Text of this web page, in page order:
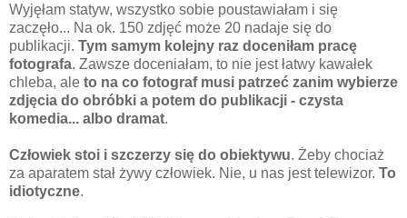
Wyjęłam statyw, wszystko sobie poustawiałam i się
zaczęło... Na ok. 150 zdjęć może 20 nadaje się do
publikacji. Tym samym kolejny raz doceniłam pracę
fotografa. Zawsze doceniałam, to nie jest łatwy kawałek
chleba, ale to na co fotograf musi patrzeć zanim wybierze
zdjęcia do obróbki a potem do publikacji - czysta
komedia... albo dramat.
Człowiek stoi i szczerzy się do obiektywu. Żeby chociaż
za aparatem stał żywy człowiek. Nie, u nas jest telewizor. To
idiotyczne.